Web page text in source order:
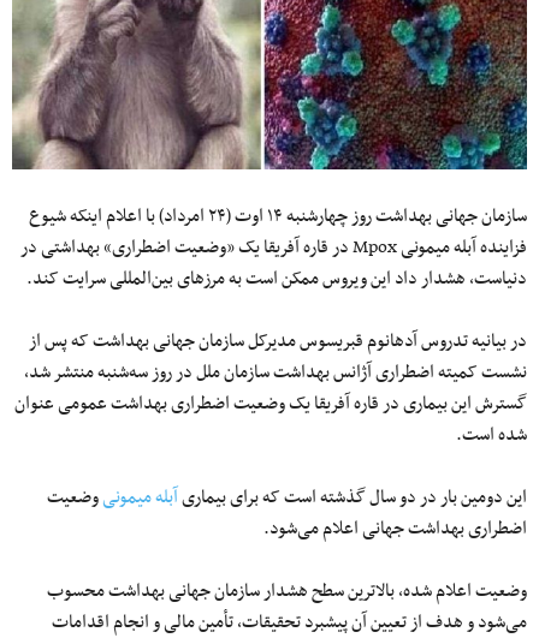
سازمان جهانی بهداشت روز چهارشنبه ۱۴ اوت (۲۴ امرداد) با اعلام اینکه شیوع
فزاینده آبله میمونی Mpox در قاره آفریقا یک «وضعیت اضطراری» بهداشتی در
دنیاست، هشدار داد این ویروس ممکن است به مرزهای بین‌المللی سرایت کند.
در بیانیه تدروس آدهانوم قبریسوس مدیرکل سازمان جهانی بهداشت که پس از
نشست کمیته اضطراری آژانس بهداشت سازمان ملل در روز سه‌شنبه منتشر شد،
گسترش این بیماری در قاره آفریقا یک وضعیت اضطراری بهداشت عمومی عنوان
شده است.
این دومین بار در دو سال گذشته است که برای بیماریآبله میمونیوضعیت
اضطراری بهداشت جهانی اعلام می‌شود.
وضعیت اعلام شده، بالاترین سطح هشدار سازمان جهانی بهداشت محسوب
می‌شود و هدف از تعیین آن پیشبرد تحقیقات، تأمین مالی و انجام اقدامات